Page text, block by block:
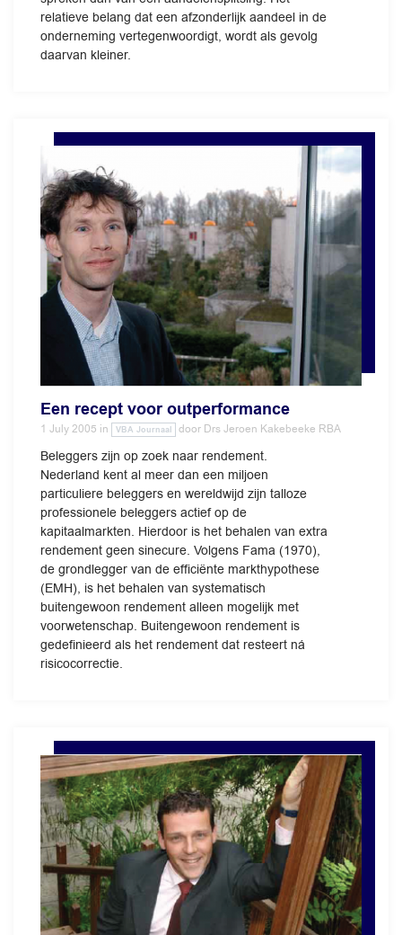
relatieve belang dat een afzonderlijk aandeel in de
onderneming vertegenwoordigt, wordt als gevolg
daarvan kleiner.
Een recept voor outperformance
1 July 2005 in VBA Journaal door Drs Jeroen Kakebeeke RBA
Beleggers zijn op zoek naar rendement.
Nederland kent al meer dan een miljoen
particuliere beleggers en wereldwijd zijn talloze
professionele beleggers actief op de
kapitaalmarkten. Hierdoor is het behalen van extra
rendement geen sinecure. Volgens Fama (1970),
de grondlegger van de efficiënte markthypothese
(EMH), is het behalen van systematisch
buitengewoon rendement alleen mogelijk met
voorwetenschap. Buitengewoon rendement is
gedefinieerd als het rendement dat resteert ná
risicocorrectie.